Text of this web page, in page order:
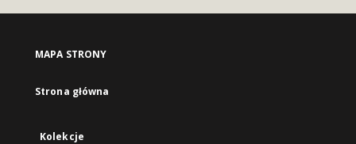
MAPA STRONY
Strona główna
Kolekcje